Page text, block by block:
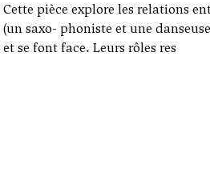
Cette pièce explore les relations
(un saxo- phoniste et une
et se font face. Leurs rôles res